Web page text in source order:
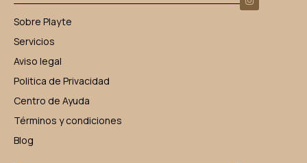
Sobre Playte
Servicios
Aviso legal
Politica de Privacidad
Centro de Ayuda
Términos y condiciones
Blog